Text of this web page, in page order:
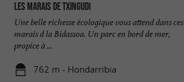
Les marais de Txingudi
Une belle richesse écologique vous attend dans ces
marais d la Bidassoa. Un parc en bord de mer,
propice à ...
762 m - Hondarribia